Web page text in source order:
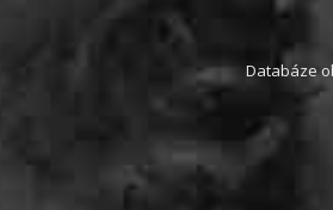
Databáze